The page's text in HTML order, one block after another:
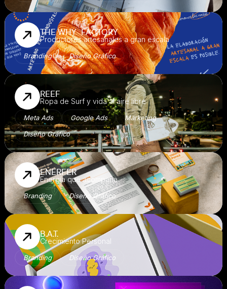
 THE WHY FACTORY
Productores artesanales a gran escala
Branding Diseño Gráfico
 REEF
Ropa de Surf y vida al aire libre
Meta Ads Google Ads
Marketing
Diseño Gráfico
 ENERFER
Energía que acompaña
Branding Diseño Gráfico
 B.A.T.
Crecimiento Personal
Branding Diseño Gráfico